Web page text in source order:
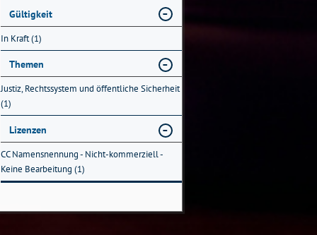
Gültigkeit
In Kraft (1)
Themen
Justiz, Rechtssystem und öffentliche Sicherheit
(1)
Lizenzen
CC Namensnennung - Nicht-kommerziell -
Keine Bearbeitung (1)